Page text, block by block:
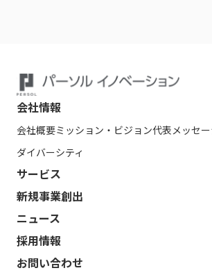
会社情報
会社概要ミッション・ビジョン代表メッセ
ダイバーシティ
サービス
新規事業創出
ニュース
採用情報
お問い合わせ